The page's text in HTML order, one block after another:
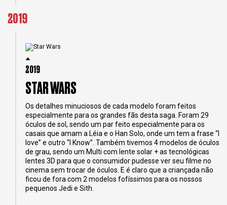
2019
2019
STAR WARS
Os detalhes minuciosos de cada modelo foram feitos
especialmente para os grandes fãs desta saga. Foram 29
óculos de sol, sendo um par feito especialmente para os
casais que amam a Léia e o Han Solo, onde um tem a frase “I
love” e outro “I Know”. Também tivemos 4 modelos de óculos
de grau, sendo um Multi com lente solar + as tecnológicas
lentes 3D para que o consumidor pudesse ver seu filme no
cinema sem trocar de óculos. E é claro que a criançada não
ficou de fora com 2 modelos fofíssimos para os nossos
pequenos Jedi e Sith.